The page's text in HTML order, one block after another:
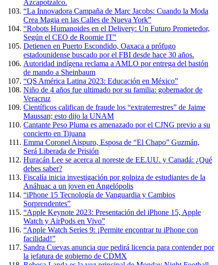
Azcapotzalco.
“La Innovadora Campaña de Marc Jacobs: Cuando la Moda
Crea Magia en las Calles de Nueva York”
“Robots Humanoides en el Delivery: Un Futuro Prometedor,
Según el CEO de Roomie IT”
Detienen en Puerto Escondido, Oaxaca a prófugo
estadounidense buscado por el FBI desde hace 30 años.
Autoridad indígena reclama a AMLO por entrega del bastón
de mando a Sheinbaum
“QS América Latina 2023: Educación en México”
Niño de 4 años fue ultimado por su familia: gobernador de
Veracruz
Científicos califican de fraude los “extraterrestres” de Jaime
Maussan; esto dijo la UNAM
Cantante Peso Pluma es amenazado por el CJNG previo a su
concierto en Tijuana
Emma Coronel Aispuro, Esposa de “El Chapo” Guzmán,
Será Liberada de Prisión
Huracán Lee se acerca al noreste de EE.UU. y Canadá: ¿Qué
debes saber?
Fiscalía inicia investigación por golpiza de estudiantes de la
Anáhuac a un joven en Angelópolis
“iPhone 15 Tecnología de Vanguardia y Cambios
Sorprendentes”
“Apple Keynote 2023: Presentación del iPhone 15, Apple
Watch y AirPods en Vivo”
“Apple Watch Series 9: ¡Permite encontrar tu iPhone con
facilidad!”
Sandra Cuevas anuncia que pedirá licencia para contender por
la jefatura de gobierno de CDMX